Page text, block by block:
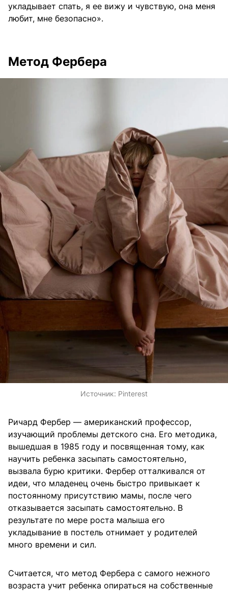
укладывает спать, я ее вижу и чувствую, она меня
любит, мне безопасно».
Метод Фербера
Источник: Pinterest
Ричард Фербер — американский профессор,
изучающий проблемы детского сна. Его методика,
вышедшая в 1985 году и посвященная тому, как
научить ребенка засыпать самостоятельно,
вызвала бурю критики. Фербер отталкивался от
идеи, что младенец очень быстро привыкает к
постоянному присутствию мамы, после чего
отказывается засыпать самостоятельно. В
результате по мере роста малыша его
укладывание в постель отнимает у родителей
много времени и сил.
Считается, что метод Фербера с самого нежного
возраста учит ребенка опираться на собственные